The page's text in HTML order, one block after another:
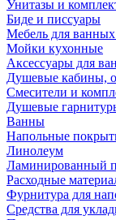
Унитазы и
Биде и писсуары
Мебель для
Мойки кухонные
Аксессуары для
Душевые кабины,
Смесители и
Душевые
Ванны
Напольные
Линолеум
Ламинированный
Расходные
Фурнитура для
Средства для